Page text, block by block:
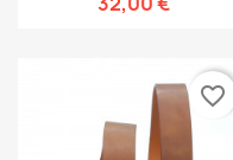
favorite_border